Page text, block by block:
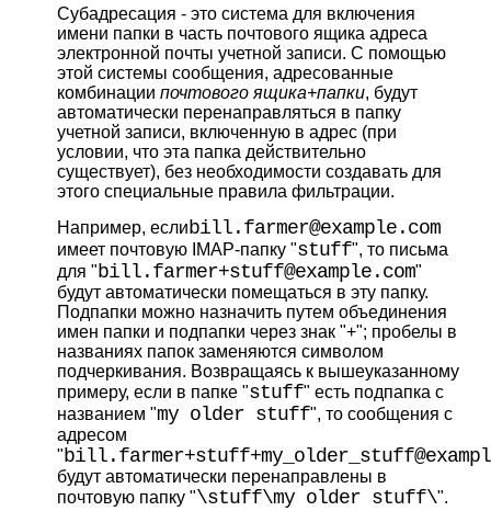
Субадресация - это система для включения
имени папки в часть почтового ящика адреса
электронной почты учетной записи. С помощью
этой системы сообщения, адресованные
комбинации почтового ящика+папки, будут
автоматически перенаправляться в папку
учетной записи, включенную в адрес (при
условии, что эта папка действительно
существует), без необходимости создавать для
этого специальные правила фильтрации.
Например, еслиbill.farmer@example.com
имеет почтовую IMAP-папку "stuff", то письма
для "bill.farmer+stuff@example.com"
будут автоматически помещаться в эту папку.
Подпапки можно назначить путем объединения
имен папки и подпапки через знак "+"; пробелы в
названиях папок заменяются символом
подчеркивания. Возвращаясь к вышеуказанному
примеру, если в папке "stuff" есть подпапка с
названием "my older stuff", то сообщения с
адресом
"
будут автоматически перенаправлены в
почтовую папку "\stuff\my older stuff\".